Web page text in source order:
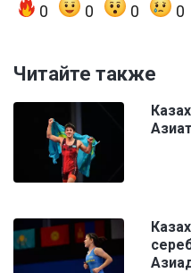
0 0 0 0
Читайте также